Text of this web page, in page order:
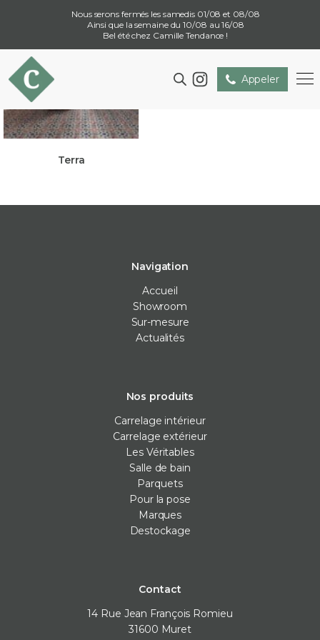
Nous serons fermés les samedis 01/08 et 08/08
Ainsi que la semaine du 10/08 au 16/08
Bel été chez Camille Tendance !
Appeler
Terra
Navigation
Accueil
Showroom
Sur-mesure
Actualités
Nos produits
Carrelage intérieur
Carrelage extérieur
Les Véritables
Salle de bain
Parquets
Pour la pose
Marques
Destockage
Contact
14 Rue Jean François Romieu
31600 Muret